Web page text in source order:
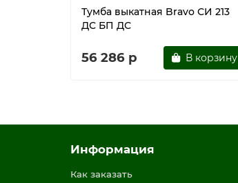
Тумба выкатная Bravo СИ 213
ДС БП ДС
56 286 р В корзину
Информация
Как заказать